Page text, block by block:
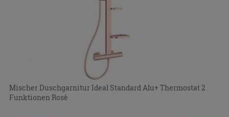
Mischer Duschgarnitur Ideal Standard Alu+ Thermostat 2
Funktionen Rosè